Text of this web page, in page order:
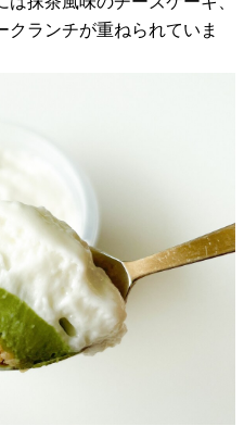
ランチが重ねられていま